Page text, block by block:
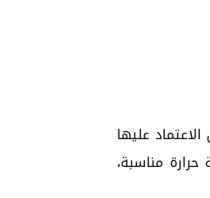
عليها
مناسبة،